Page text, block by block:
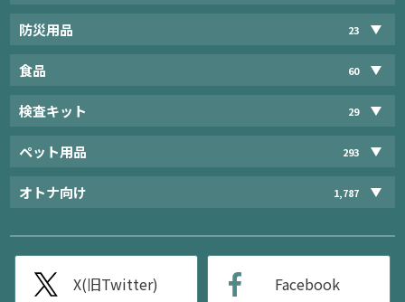
防災用品 23
食品 60
検査キット 29
ペット用品 293
オトナ向け 1,787
X(旧Twitter) Facebook